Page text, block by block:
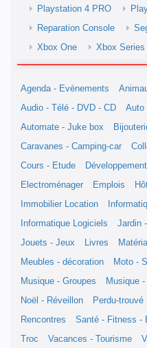
Playstation 4 PRO
Reparation Console
Xbox One
Xbox Series
Agenda - Evènements
Audio - Télé - DVD - CD
Auto
Automate - Juke box
Caravanes - Camping-car
Cours - Etude
Electroménager
Emplois
Immobilier Location
Informatique Logiciels
Jardin
Jouets - Jeux
Livres
Meubles - décoration
Moto -
Musique - Groupes
Musique
Noël - Réveillon
Perdu-trouvé
Rencontres
Santé - Fitness -
Troc
Vacances - Tourisme